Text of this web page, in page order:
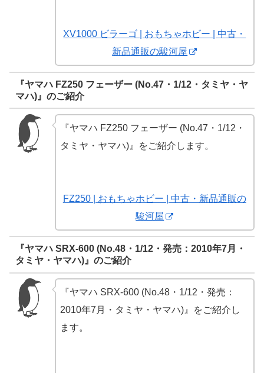
XV1000 ビラーゴ | おもちゃホビー | 中古・
新品通販の駿河屋
『ヤマハ FZ250 フェーザー (No.47・1/12・タミヤ・ヤ
マハ)』のご紹介
『ヤマハ FZ250 フェーザー (No.47・1/12・
タミヤ・ヤマハ)』をご紹介します。
FZ250 | おもちゃホビー | 中古・新品通販の
駿河屋
『ヤマハ SRX-600 (No.48・1/12・発売：2010年7月・
タミヤ・ヤマハ)』のご紹介
『ヤマハ SRX-600 (No.48・1/12・発売：
2010年7月・タミヤ・ヤマハ)』をご紹介し
ます。